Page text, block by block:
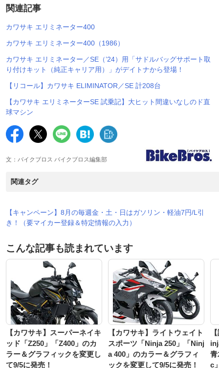
関連記事
カワサキ エリミネーター400
カワサキ エリミネーター400（1986）
カワサキ エリミネーター／SE（’24）用「サドルバッグサポート取
り付けキット（純正キャリア用）」がデイトナから登場！
【リコール】カワサキ ELIMINATOR／SE 計208台
【カワサキ エリミネーターSE 試乗記】大ヒット間違いなしのド直
球マシン
文：バイクブロス バイクブロス編集部
関連タグ
【キャンペーン】8月の毎週金・土・日はガソリン・軽油7円/L引
き！（要マイカー登録＆特定情報の入力）
こんな記事も読まれています
【カワサキ】スーパーネイキ
ッド「Z250」「Z400」のカ
ラー＆グラフィックを変更し
て9/5に発売！
【カワサキ】ライトウェイト
スポーツ「Ninja 250」「Ninj
a 400」のカラー＆グラフィ
ックを変更して9/5に発売！
青
c